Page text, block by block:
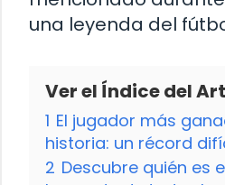
una leyenda del
Ver el Índice del
1 El jugador más
historia: un récord
2 Descubre quién es